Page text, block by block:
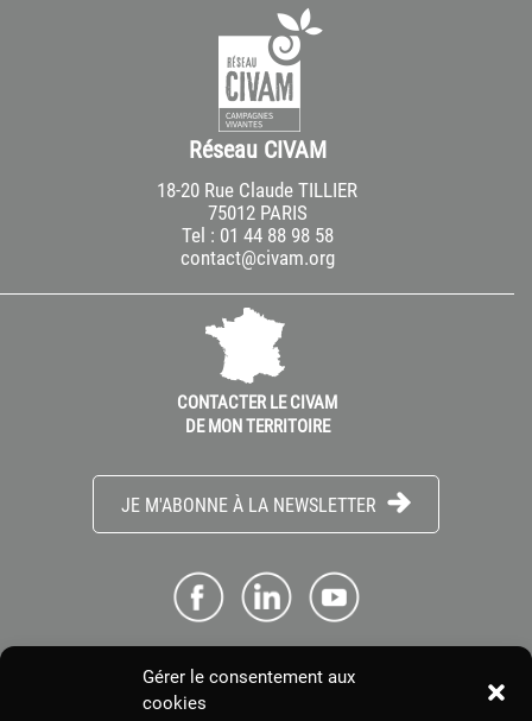
Gérer le consentement aux
cookies
Réseau CIVAM
18-20 Rue Claude TILLIER
75012 PARIS
Tel : 01 44 88 98 58
contact@civam.org
CONTACTER LE CIVAM
DE MON TERRITOIRE
JE M'ABONNE À LA NEWSLETTER
ME CONNECTER